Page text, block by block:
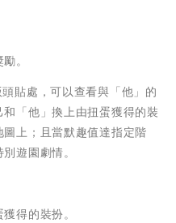
。
貼處，可以查看與「他」的
「他」換上由扭蛋獲得的裝
上；且當默趣值達指定階
遊園劇情。
得的裝扮。